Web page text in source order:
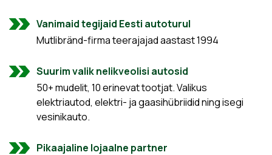
Vanimaid tegijaid Eesti autoturul
Mutlibränd-firma teerajajad aastast 1994
Suurim valik nelikveolisi autosid
50+ mudelit, 10 erinevat tootjat. Valikus
elektriautod, elektri- ja gaasihübriidid ning isegi
vesinikauto.
Pikaajaline lojaalne partner